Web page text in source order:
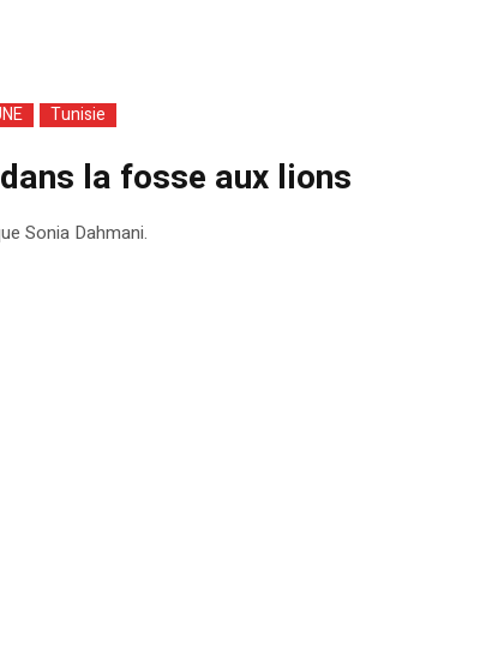
Tunisie
la fosse aux lions
Sonia Dahmani.